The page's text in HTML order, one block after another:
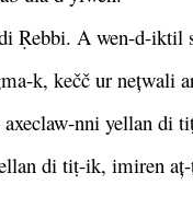
Ṛebbi. A wen-d-
k, kečč ur nețwali
nni yellan di
di tiṭ-ik, imiren